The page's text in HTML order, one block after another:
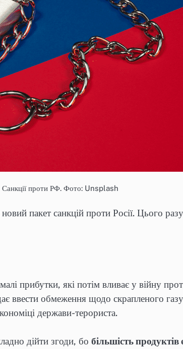
Санкції проти РФ. Фото: Unsplash
пакет санкцій проти Росії. Цього
прибутки, які потім вливає у війну
ввести обмеження щодо скрапленого
держави-терориста.
дійти згоди, бо більшість